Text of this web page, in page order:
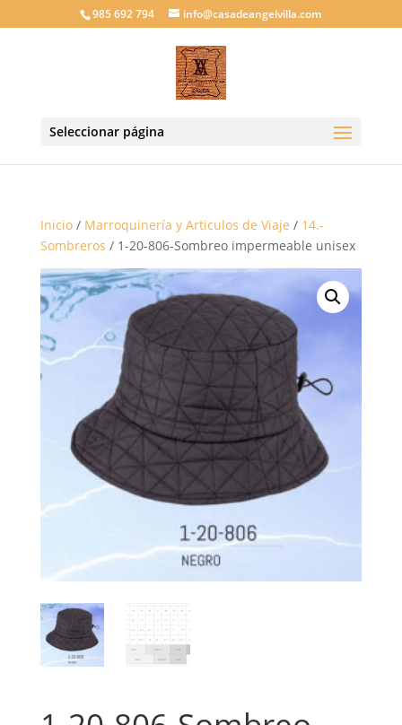
985 692 794 info@casadeangelvilla.com
Seleccionar página
Inicio/ Marroquinería y Articulos de Viaje / 14.-
Sombreros / 1-20-806-Sombreo impermeable unisex